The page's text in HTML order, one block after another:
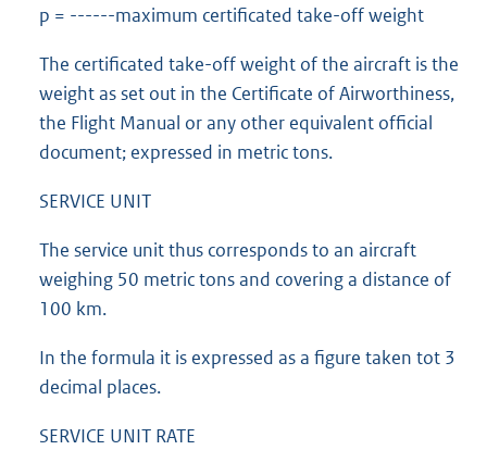
p = ------maximum certificated take-off weight
The certificated take-off weight of the aircraft is the
weight as set out in the Certificate of Airworthiness,
the Flight Manual or any other equivalent official
document; expressed in metric tons.
SERVICE UNIT
The service unit thus corresponds to an aircraft
weighing 50 metric tons and covering a distance of
100 km.
In the formula it is expressed as a figure taken tot 3
decimal places.
SERVICE UNIT RATE